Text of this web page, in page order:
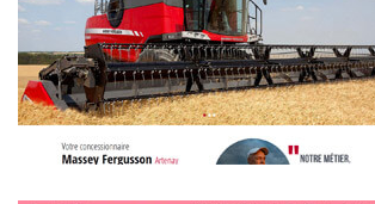
~364€/mois économisés d'annonces commerciales